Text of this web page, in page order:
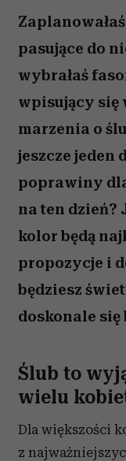
pasujące do
wybrałaś
wpisujący się
marzenia o
jeszcze jeden
poprawiny dla
na ten dzień?
kolor będą
propozycje i
będziesz
doskonale się
Ślub to
wielu
Dla większości
z